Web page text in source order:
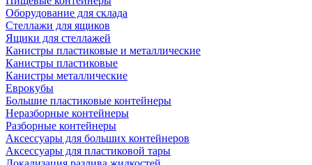
Оборудование для склада
Стеллажи для ящиков
Ящики для стеллажей
Канистры пластиковые и металлические
Канистры пластиковые
Канистры металлические
Еврокубы
Большие пластиковые контейнеры
Неразборные контейнеры
Разборные контейнеры
Аксессуары для больших контейнеров
Аксессуары для пластиковой тары